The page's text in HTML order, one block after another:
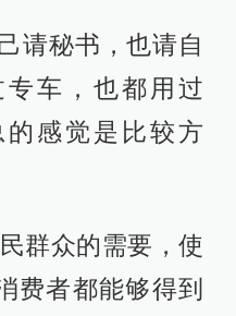
秘书，也请自
车，也都用过
的感觉是比较方
众的需要，使
费者都能够得到